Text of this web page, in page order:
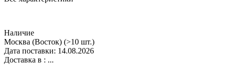
Наличие
Москва (Восток) (>10 шт.)
Дата поставки: 14.08.2026
Доставка в : ...